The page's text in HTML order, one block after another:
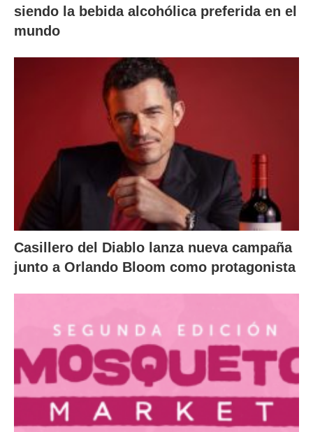
siendo la bebida alcohólica preferida en el
mundo
Casillero del Diablo lanza nueva campaña
junto a Orlando Bloom como protagonista